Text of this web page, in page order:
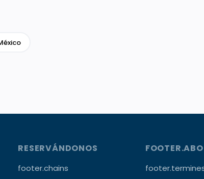
RESERVÁNDONOS
footer.chains